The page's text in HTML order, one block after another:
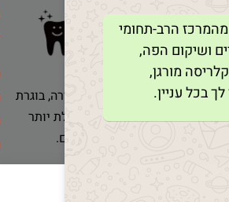
מור-גן הינה רופאת שיניים בכירה, בוגרת
ואוניברסיטת תל אביב, ובעלת יותר
מהמרכז הרב-תחומי
ושיקום הפה,
מורגן,
בכל עניין.